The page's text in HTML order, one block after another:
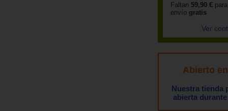
Faltan 59,90 €
envío gratis
Ver
Abierto
Nuestra tienda
abierta